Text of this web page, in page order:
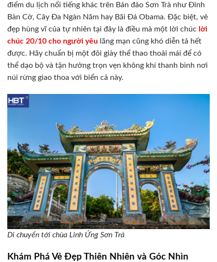
điểm du lịch nổi tiếng khác trên Bán đảo Sơn Trà như Đỉnh
Bàn Cờ, Cây Đa Ngàn Năm hay Bãi Đá Obama. Đặc biệt, vẻ
đẹp hùng vĩ của tự nhiên tại đây là điều mà một lời chúc lời
chúc 20/10 cho người yêu lãng mạn cũng khó diễn tả hết
được. Hãy chuẩn bị một đôi giày thể thao thoải mái để có
thể dạo bộ và tận hưởng trọn vẹn không khí thanh bình nơi
núi rừng giao thoa với biển cả này.
Di chuyển tới chùa Linh Ứng Sơn Trà
Khám Phá Vẻ Đẹp Thiên Nhiên và Góc Nhìn